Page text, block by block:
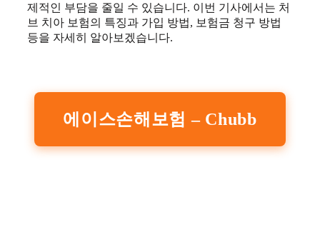
제적인 부담을 줄일 수 있습니다. 이번 기사에서는 처
브 치아 보험의 특징과 가입 방법, 보험금 청구 방법
등을 자세히 알아보겠습니다.
에이스손해보험 – Chubb